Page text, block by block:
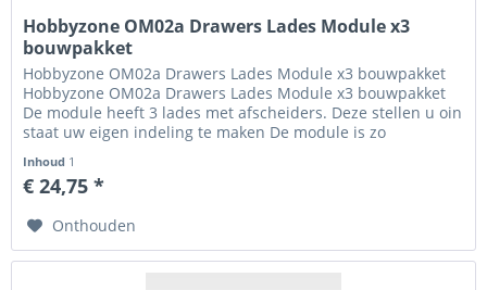
Hobbyzone OM02a Drawers Lades Module x3
bouwpakket
Hobbyzone OM02a Drawers Lades Module x3 bouwpakket
Hobbyzone OM02a Drawers Lades Module x3 bouwpakket
De module heeft 3 lades met afscheiders. Deze stellen u oin
staat uw eigen indeling te maken De module is zo
Inhoud 1
€ 24,75 *
Onthouden